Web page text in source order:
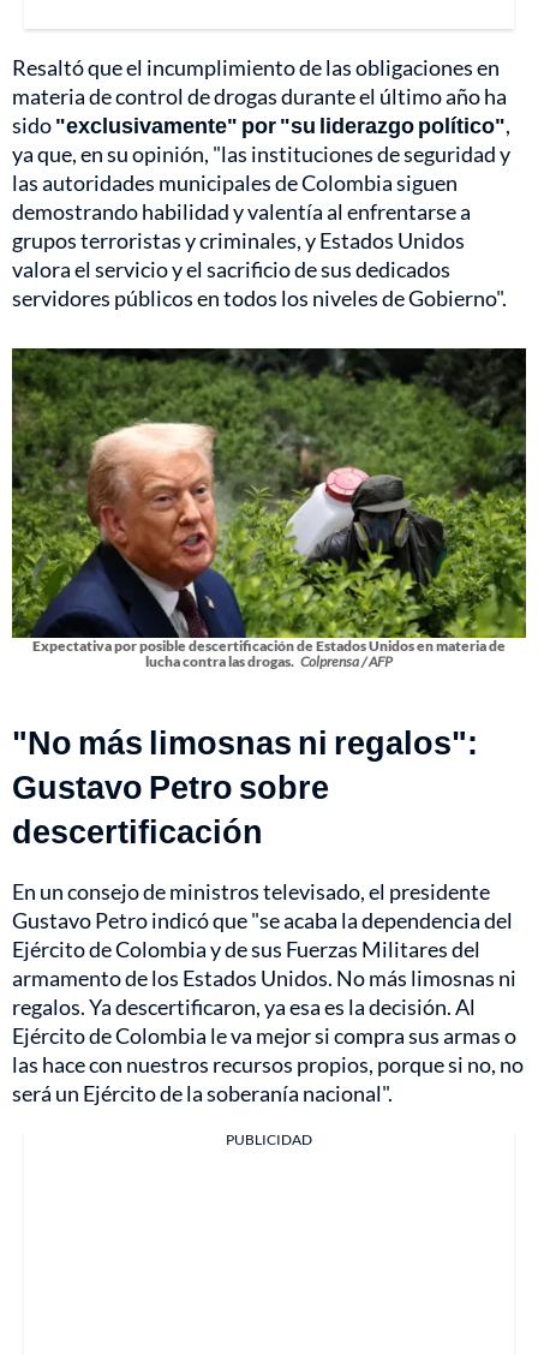
Resaltó que el incumplimiento de las obligaciones en
materia de control de drogas durante el último año ha
sido"exclusivamente" por "su liderazgo político",
ya que, en su opinión, "las instituciones de seguridad y
las autoridades municipales de Colombia siguen
demostrando habilidad y valentía al enfrentarse a
grupos terroristas y criminales, y Estados Unidos
valora el servicio y el sacrificio de sus dedicados
servidores públicos en todos los niveles de Gobierno".
Expectativa por posible descertificación de Estados Unidos en materia de
lucha contra las drogas. Colprensa / AFP
"No más limosnas ni regalos":
Gustavo Petro sobre
descertificación
En un consejo de ministros televisado, el presidente
Gustavo Petro indicó que "se acaba la dependencia del
Ejército de Colombia y de sus Fuerzas Militares del
armamento de los Estados Unidos. No más limosnas ni
regalos. Ya descertificaron, ya esa es la decisión. Al
Ejército de Colombia le va mejor si compra sus armas o
las hace con nuestros recursos propios, porque si no, no
será un Ejército de la soberanía nacional".
PUBLICIDAD